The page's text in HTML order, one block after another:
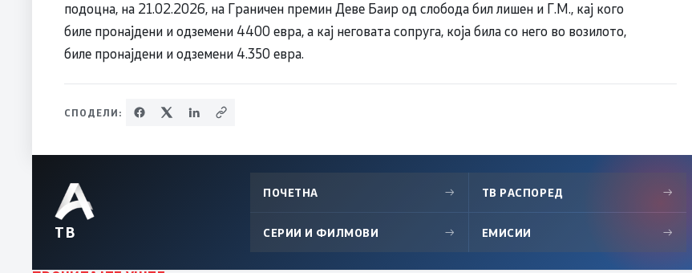
подоцна, на 21.02.2026, на Граничен премин Деве Баир од слобода бил лишен и Г.М., кај кого
биле пронајдени и одземени 4400 евра, а кај неговата сопруга, која била со него во возилото,
биле пронајдени и одземени 4.350 евра.
СПОДЕЛИ:
ТВ
ПОЧЕТНА → ТВ РАСПОРЕД →
СЕРИИ И ФИЛМОВИ → ЕМИСИИ →